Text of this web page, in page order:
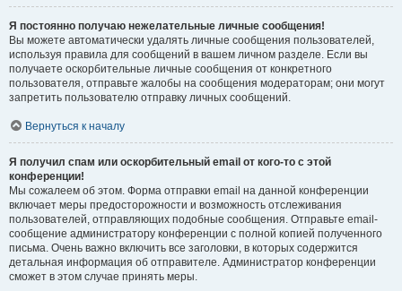
Я постоянно получаю нежелательные личные сообщения!
Вы можете автоматически удалять личные сообщения пользователей,
используя правила для сообщений в вашем личном разделе. Если вы
получаете оскорбительные личные сообщения от конкретного
пользователя, отправьте жалобы на сообщения модераторам; они могут
запретить пользователю отправку личных сообщений.
Вернуться к началу
Я получил спам или оскорбительный email от кого-то с этой
конференции!
Мы сожалеем об этом. Форма отправки email на данной конференции
включает меры предосторожности и возможность отслеживания
пользователей, отправляющих подобные сообщения. Отправьте email-
сообщение администратору конференции с полной копией полученного
письма. Очень важно включить все заголовки, в которых содержится
детальная информация об отправителе. Администратор конференции
сможет в этом случае принять меры.